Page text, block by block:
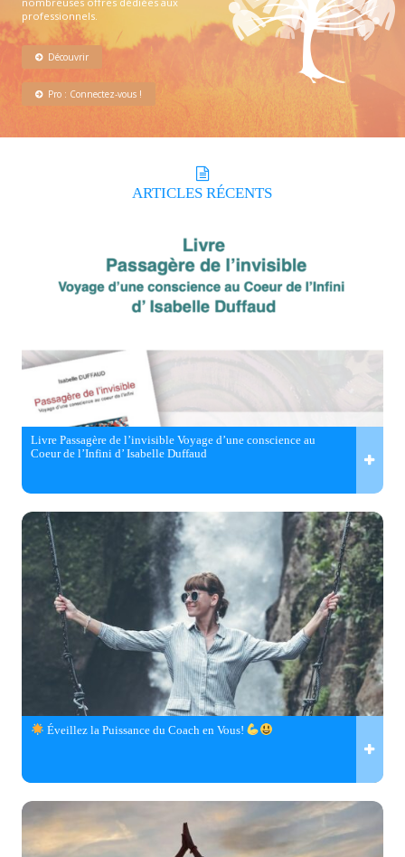
professionnels.
Découvrir
Pro : Connectez-vous !
ARTICLES RÉCENTS
Livre Passagère de l’invisible Voyage d’une conscience au
Coeur de l’Infini d’ Isabelle Duffaud
Éveillez la Puissance du Coach en Vous!